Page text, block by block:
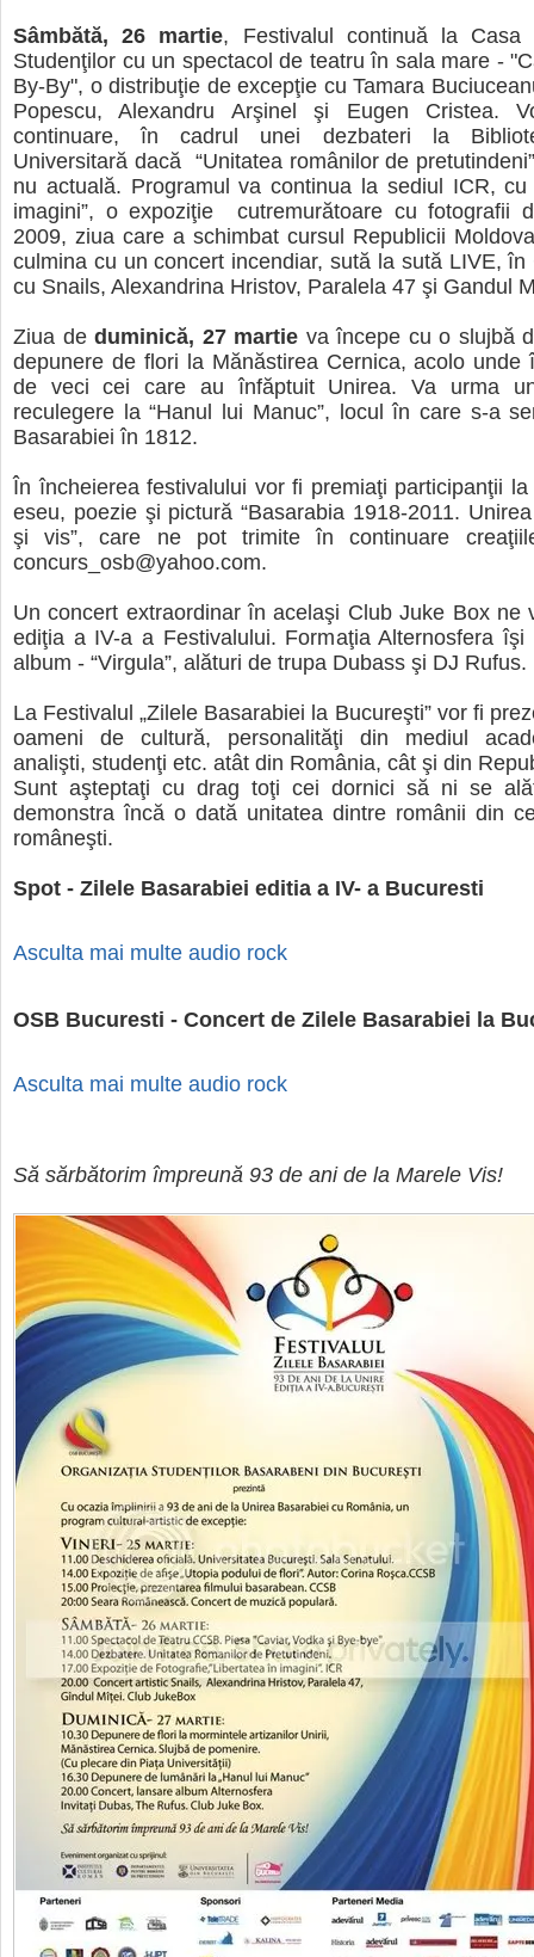
Sâmbătă, 26 martie, Festivalul continuă la
Studenţilor cu un spectacol de teatru în sala mare -
By-By", o distribuţie de excepţie cu Tamara
Popescu, Alexandru Arşinel şi Eugen Cristea.
continuare, în cadrul unei dezbateri la
Universitară dacă “Unitatea românilor de
nu actuală. Programul va continua la sediul ICR, cu
imagini”, o expoziţie cutremurătoare cu fotografii
2009, ziua care a schimbat cursul Republicii
culmina cu un concert incendiar, sută la sută LIVE, în
cu Snails, Alexandrina Hristov, Paralela 47 şi Gandul
Ziua de duminică, 27 martie va începe cu o slujbă
depunere de flori la Mănăstirea Cernica, acolo unde
de veci cei care au înfăptuit Unirea. Va urma
reculegere la “Hanul lui Manuc”, locul în care s-a
Basarabiei în 1812.
În încheierea festivalului vor fi premiaţi participanţii
eseu, poezie şi pictură “Basarabia 1918-2011.
şi vis”, care ne pot trimite în continuare
concurs_osb@yahoo.com.
Un concert extraordinar în acelaşi Club Juke Box ne
ediţia a IV-a a Festivalului. Formaţia Alternosfera
album - “Virgula”, alături de trupa Dubass şi DJ Rufus.
La Festivalul „Zilele Basarabiei la Bucureşti” vor fi
oameni de cultură, personalităţi din mediul
analişti, studenţi etc. atât din România, cât şi din
Sunt aşteptaţi cu drag toţi cei dornici să ni se
demonstra încă o dată unitatea dintre românii din
româneşti.
Spot - Zilele Basarabiei editia a IV- a Bucuresti
Asculta mai multe audio rock
OSB Bucuresti - Concert de Zilele Basarabiei la
Asculta mai multe audio rock
Să sărbătorim împreună 93 de ani de la Marele Vis!